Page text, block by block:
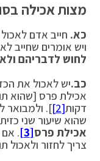
מצות אכילה
כא. חייב אדם
ויש אומרים שחייב
לחוש לדבריהם
כב.יש לאכול את
אכילת פרס [שהוא
דקות[2]
]. ולמבואר
שהוא שיעור שני
אכילת פרס[3]
. אם
צריך לחזור ולאכול